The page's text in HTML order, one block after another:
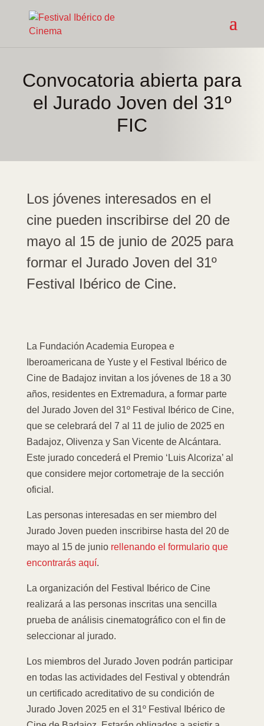
Convocatoria abierta para
el Jurado Joven del 31º
FIC
Los jóvenes interesados en el
cine pueden inscribirse del 20 de
mayo al 15 de junio de 2025 para
formar el Jurado Joven del 31º
Festival Ibérico de Cine.
La Fundación Academia Europea e
Iberoamericana de Yuste y el Festival Ibérico de
Cine de Badajoz invitan a los jóvenes de 18 a 30
años, residentes en Extremadura, a formar parte
del Jurado Joven del 31º Festival Ibérico de Cine,
que se celebrará del 7 al 11 de julio de 2025 en
Badajoz, Olivenza y San Vicente de Alcántara.
Este jurado concederá el Premio ‘Luis Alcoriza’ al
que considere mejor cortometraje de la sección
oficial.
Las personas interesadas en ser miembro del
Jurado Joven pueden inscribirse hasta del 20 de
mayo al 15 de junio rellenando el formulario que
encontrarás aquí.
La organización del Festival Ibérico de Cine
realizará a las personas inscritas una sencilla
prueba de análisis cinematográfico con el fin de
seleccionar al jurado.
Los miembros del Jurado Joven podrán participar
en todas las actividades del Festival y obtendrán
un certificado acreditativo de su condición de
Jurado Joven 2025 en el 31º Festival Ibérico de